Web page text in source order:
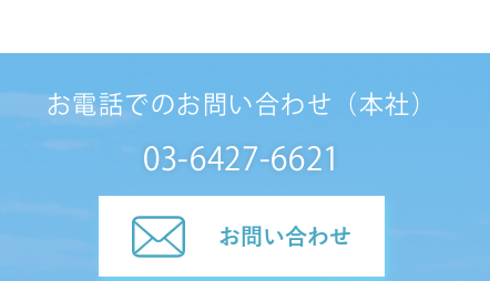
お電話でのお問い合わせ（本社）
03-6427-6621
お問い合わせ